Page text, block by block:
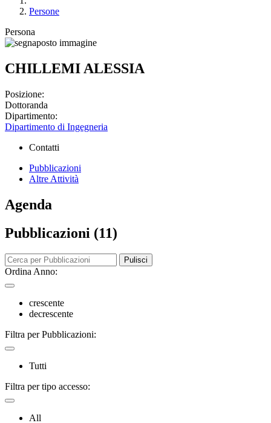
Persone
Persona
CHILLEMI ALESSIA
Posizione:
Dottoranda
Dipartimento:
Dipartimento di Ingegneria
Contatti
Pubblicazioni
Altre Attività
Agenda
Pubblicazioni (11)
Pulisci
Ordina Anno:
crescente
decrescente
Filtra per Pubblicazioni:
Tutti
Filtra per tipo accesso:
All